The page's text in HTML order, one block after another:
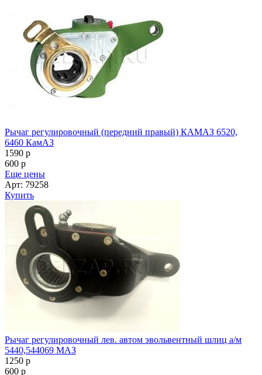
Рычаг регулировочный (передний правый) КАМАЗ 6520,
6460 КамАЗ
1590 p
600 p
Еще цены
Арт: 79258
Купить
Рычаг регулировочный лев. автом эвольвентный шлиц а/м
5440,544069 МАЗ
1250 p
600 p